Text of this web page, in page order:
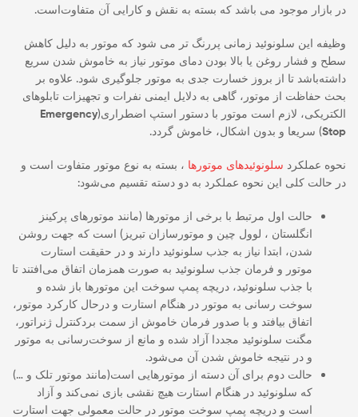
در بازار موجود می باشد که بسته به نقش و کارایی آن متفاوت‌است.
وظیفه این سلونوئید زمانی پررنگ تر می شود که موتور به دلیل کاهش
سطح و فشار روغن یا بالا بودن دمای موتور نیاز به خاموش شدن سریع
داشته‌باشد تا از بروز خسارت جدی به موتور جلوگیری شود. علاوه بر
بحث حفاظت از موتور، گاهی به دلایل ایمنی نفرات و تجهیزات تابلوهای
الکتریکی، لازم است موتور با دستور استپ اضطراری(Emergency
Stop) سریعا و بدون اشکال، خاموش گردد.
نحوه عملکرد سلونوئیدهای موتورها ، بسته به نوع موتور متفاوت است و
در حالت کلی این نحوه عملکرد به دو دسته تقسیم می‌شود:
حالت اول مرتبط با برخی از موتورها (مانند موتورهای پرکینز
انگلستان ، لوول چین و موتورسازان تبریز) است که جهت روشن
شدن، ابتدا نیاز به جذب سلونوئید دارند و در حقیقت استارت
موتور و فرمان جذب سلونوئید به صورت همزمان اتفاق می‌افتند تا
با جذب سلونوئید، دریچه پمپ سوخت این موتورها باز شده و
سوخت رسانی به موتور در هنگام استارت و درحال کارکرد موتور،
اتفاق بیافتد و با صدور فرمان خاموش از سمت بردکنترل ژنراتور،
مگنت سلونوئید مجددا آزاد شده و مانع از سوخت‌رسانی به موتور
و در نتیجه خاموش شدن آن می‌شود.
حالت دوم برای آن دسته از موتورهایی است(مانند موتور تلک و …)
که سلونوئید در هنگام استارت هیچ نقشی بازی نمی‌کند و آزاد
است و دریچه پمپ سوخت موتور در حالت معمولی جهت استارت